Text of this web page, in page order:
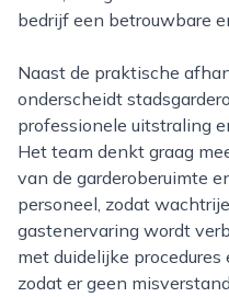
bedrijf een betrouwbare
Naast de praktische afhandeling van jassen en tassen
onderscheidt
professionele uitstraling
Het team denkt graag
van de garderoberuimte
personeel, zodat
gastenervaring wordt
met duidelijke
zodat er geen